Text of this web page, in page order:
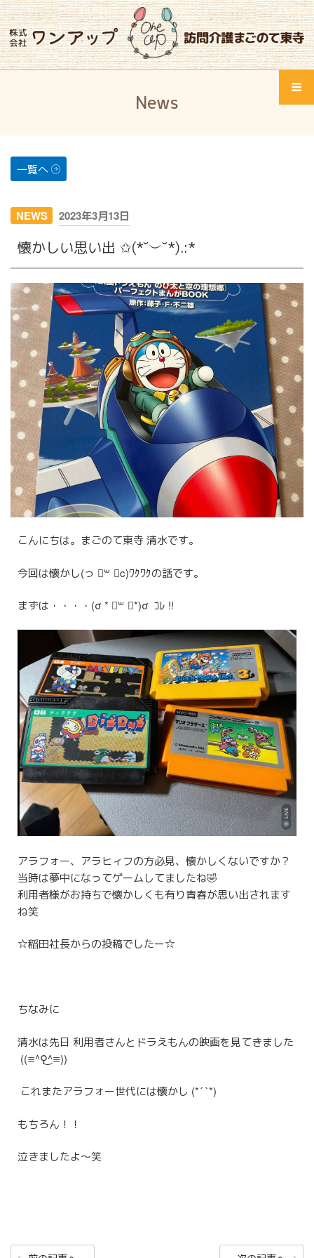
コ
ン
テ
ン
ツ
サービス紹介
会社概要
採用情報
採用の流れ
採用情報
採用エントリーフォーム
お問い合わせ
お知らせ
News
一覧へ
NEWS
投
稿
日:
2023年3月13日
懐かしい思い出 ✩(*˘︶˘*).:*
こんにちは。まごのて東寺 清水です。
今回は懐かし(っ ॑꒳ ॑c)ﾜｸﾜｸの話です。
まずは・・・・(σ * ॑꒳ ॑*)σ ｺﾚ !!
アラフォー、アラヒィフの方必見、懐かしくないですか？
当時は夢中になってゲームしてましたね🤣
利用者様がお持ちで懐かしくも有り青春が思い出されます
ね笑
☆稲田社長からの投稿でしたー☆
ちなみに
清水は先日 利用者さんとドラえもんの映画を見てきました
((≡^⚲͜^≡))
これまたアラフォー世代には懐かし (*´ `*)
もちろん！！
泣きましたよ〜笑
投
前